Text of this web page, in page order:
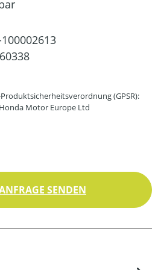
100002613
(GPSR):
Motor Europe Ltd
SENDEN